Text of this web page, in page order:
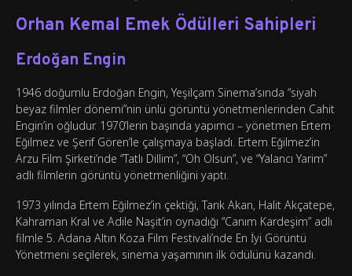
Orhan Kemal Emek Ödülleri Sahipleri
Erdoğan Engin
1946 doğumlu Erdoğan Engin, Yeşilçam Sinema’sında “siyah
beyaz filmler dönemi”nin ünlü görüntü yönetmenlerinden Cahit
Engin’in oğludur. 1970’lerin başında yapımcı – yönetmen Ertem
Eğilmez ve Şerif Gören’le çalışmaya başladı. Ertem Eğilmez’in
Arzu Film Şirketi’nde “Tatlı Dillim”, “Oh Olsun”, ve “Yalancı Yarim”
adlı filmlerin görüntü yönetmenliğini yaptı.
1973 yılında Ertem Eğilmez’in çektiği, Tarık Akan, Halit Akçatepe,
Kahraman Kral ve Adile Naşit’in oynadığı “Canım Kardeşim” adlı
filmle 5. Adana Altın Koza Film Festivali’nde En İyi Görüntü
Yönetmeni seçilerek, sinema yaşamının ilk ödülünü kazandı.